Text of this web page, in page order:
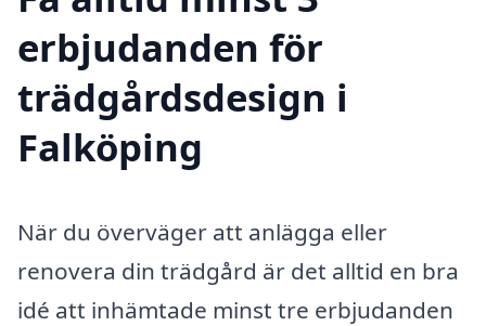
erbjudanden för
trädgårdsdesign i
Falköping
När du överväger att anlägga eller
renovera din trädgård är det alltid en bra
idé att inhämtade minst tre erbjudanden